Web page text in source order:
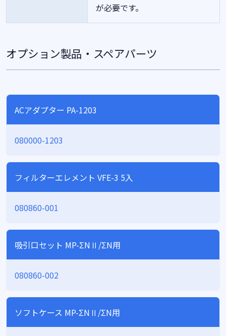
が必要です。
オプション製品・スペアパーツ
ACアダプター PA-1203
080000-1203
フィルターエレメント VFE-3 5入
080860-001
吸引口セット MP-ΣNⅡ/ΣN用
080860-002
ソフトケース MP-ΣNⅡ/ΣN用